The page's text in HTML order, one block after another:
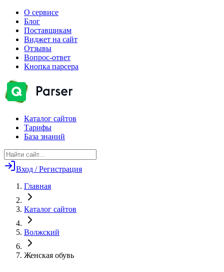
О сервисе
Блог
Поставщикам
Виджет на сайт
Отзывы
Вопрос-ответ
Кнопка парсера
Каталог сайтов
Тарифы
База знаний
Вход / Регистрация
Главная
Каталог сайтов
Волжский
Женская обувь